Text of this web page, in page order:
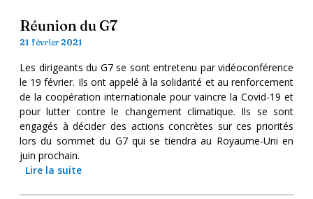
Réunion du G7
21 février 2021
Les dirigeants du G7 se sont entretenu par vidéoconférence
le 19 février. Ils ont appelé à la solidarité et au renforcement
de la coopération internationale pour vaincre la Covid-19 et
pour lutter contre le changement climatique. Ils se sont
engagés à décider des actions concrètes sur ces priorités
lors du sommet du G7 qui se tiendra au Royaume-Uni en
juin prochain.
Lire la suite